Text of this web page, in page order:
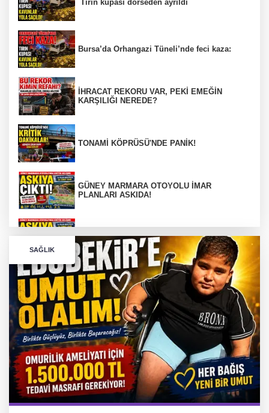
Tırın kupası dorseden ayrıldı
Bursa’da Orhangazi Tüneli’nde feci kaza:
İHRACAT REKORU VAR, PEKİ EMEĞİN
KARŞILIĞI NEREDE?
TONAMİ KÖPRÜSÜ'NDE PANİK!
GÜNEY MARMARA OTOYOLU İMAR
PLANLARI ASKIDA!
PLANLARI ASKIDA!
256 PARÇA ESER ELE GEÇİRİLDİ
Görüntüler yapay zekamı ?
Otomobil Hurdaya Döndü
SAĞLIK